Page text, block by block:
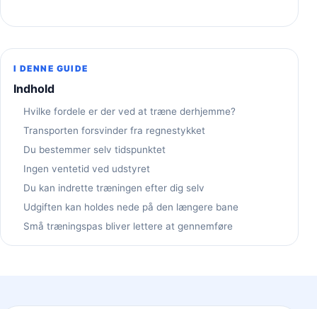
I DENNE GUIDE
Indhold
Hvilke fordele er der ved at træne derhjemme?
Transporten forsvinder fra regnestykket
Du bestemmer selv tidspunktet
Ingen ventetid ved udstyret
Du kan indrette træningen efter dig selv
Udgiften kan holdes nede på den længere bane
Små træningspas bliver lettere at gennemføre